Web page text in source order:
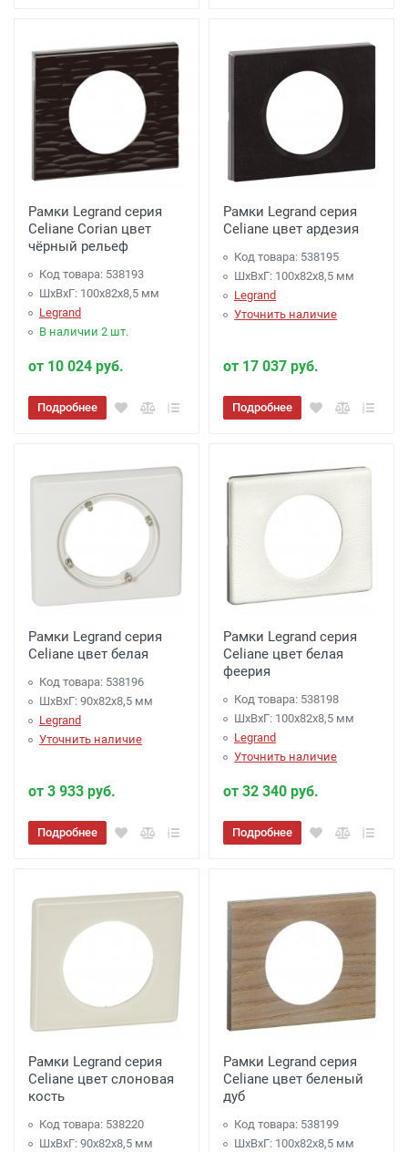
Рамки Legrand серия
Celiane Corian цвет
чёрный рельеф
Код товара: 538193
ШхВхГ: 100x82x8,5 мм
Legrand
В наличии 2 шт.
от 10 024 руб.
Подробнее
Рамки Legrand серия
Celiane цвет ардезия
Код товара: 538195
ШхВхГ: 100x82x8,5 мм
Legrand
Уточнить наличие
от 17 037 руб.
Подробнее
Рамки Legrand серия
Celiane цвет белая
Код товара: 538196
ШхВхГ: 90x82x8,5 мм
Legrand
Уточнить наличие
от 3 933 руб.
Подробнее
Рамки Legrand серия
Celiane цвет белая
феерия
Код товара: 538198
ШхВхГ: 100x82x8,5 мм
Legrand
Уточнить наличие
от 32 340 руб.
Подробнее
Рамки Legrand серия
Celiane цвет слоновая
кость
Код товара: 538220
ШхВхГ: 90x82x8,5 мм
Рамки Legrand серия
Celiane цвет беленый
дуб
Код товара: 538199
ШхВхГ: 100x82x8,5 мм